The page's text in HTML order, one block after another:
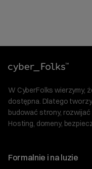
W CyberFolks wierzymy,
dostępna. Dlatego
budować strony,
Hosting, domeny,
Formalnie i na luzie